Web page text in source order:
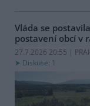
Vláda se
postavení obcí v
27.7.2026 20:55 |
Diskuse: 1